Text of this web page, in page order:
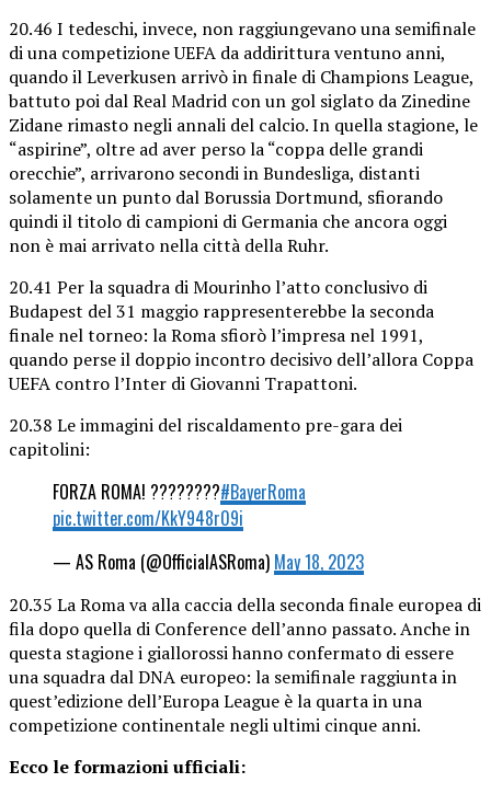
20.46 I tedeschi, invece, non raggiungevano una semifinale
di una competizione UEFA da addirittura ventuno anni,
quando il Leverkusen arrivò in finale di Champions League,
battuto poi dal Real Madrid con un gol siglato da Zinedine
Zidane rimasto negli annali del calcio. In quella stagione, le
“aspirine”, oltre ad aver perso la “coppa delle grandi
orecchie”, arrivarono secondi in Bundesliga, distanti
solamente un punto dal Borussia Dortmund, sfiorando
quindi il titolo di campioni di Germania che ancora oggi
non è mai arrivato nella città della Ruhr.
20.41 Per la squadra di Mourinho l’atto conclusivo di
Budapest del 31 maggio rappresenterebbe la seconda
finale nel torneo: la Roma sfiorò l’impresa nel 1991,
quando perse il doppio incontro decisivo dell’allora Coppa
UEFA contro l’Inter di Giovanni Trapattoni.
20.38 Le immagini del riscaldamento pre-gara dei
capitolini:
FORZA ROMA! ????????#BayerRoma
pic.twitter.com/KkY948r09i
— AS Roma (@OfficialASRoma) May 18, 2023
20.35 La Roma va alla caccia della seconda finale europea di
fila dopo quella di Conference dell’anno passato. Anche in
questa stagione i giallorossi hanno confermato di essere
una squadra dal DNA europeo: la semifinale raggiunta in
quest’edizione dell’Europa League è la quarta in una
competizione continentale negli ultimi cinque anni.
Ecco le formazioni ufficiali: